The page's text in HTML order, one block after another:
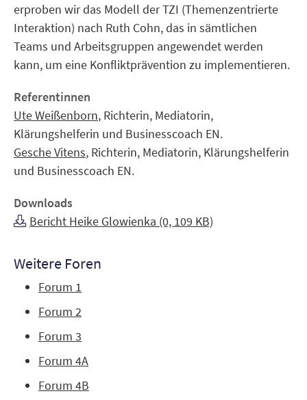
erproben wir das Modell der TZI (Themenzentrierte
Interaktion) nach Ruth Cohn, das in sämtlichen
Teams und Arbeitsgruppen angewendet werden
kann, um eine Konfliktprävention zu implementieren.
Referentinnen
Ute Weißenborn, Richterin, Mediatorin,
Klärungshelferin und Businesscoach EN.
Gesche Vitens, Richterin, Mediatorin, Klärungshelferin
und Businesscoach EN.
Downloads
Bericht Heike Glowienka (0, 109 KB)
Weitere Foren
Forum 1
Forum 2
Forum 3
Forum 4A
Forum 4B